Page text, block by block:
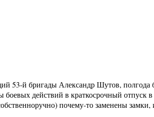
53-й бригады Александр Шутов,
боевых действий в краткосрочный
почему-то заменены